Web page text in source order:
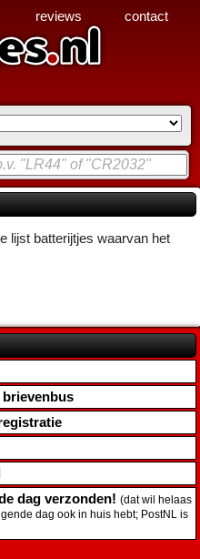
lijst batterijtjes waarvan het
dag verzonden! (dat wil helaas
dag ook in huis hebt; PostNL is
reviews contact